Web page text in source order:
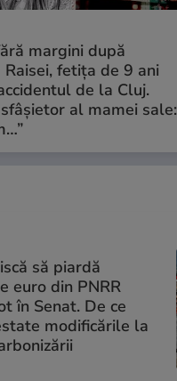
margini după
fetița de 9 ani
de la Cluj.
al mamei sale:
să piardă
euro din PNRR
în Senat. De ce
modificările la